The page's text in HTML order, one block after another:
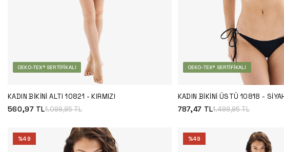
OEKO-TEX® SERTIFIKALI
KADIN BIKINI ALTI 10821 - KIRMIZI
560,97TL1.099,95TL
OEKO-TEX® SERTIFIKALI
KADIN BIKINI ÜSTÜ 10818 -
787,47 TL1.499,95TL
%49 %49